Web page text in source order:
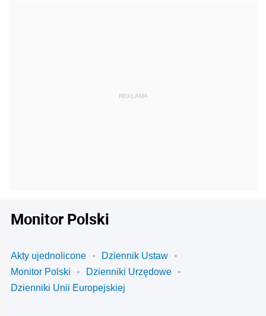
Monitor Polski
Akty ujednolicone
Dziennik Ustaw
Monitor Polski
Dzienniki Urzędowe
Dzienniki Unii Europejskiej